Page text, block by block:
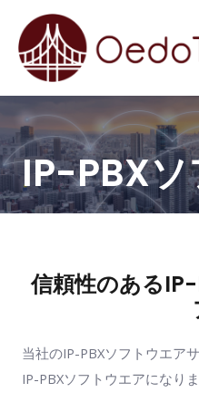
IP-PBX
信頼性のある
当社のIP-PBXソフトウエア
IP-PBXソフトウエアになりま